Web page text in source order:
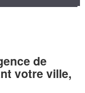
de
votre ville,